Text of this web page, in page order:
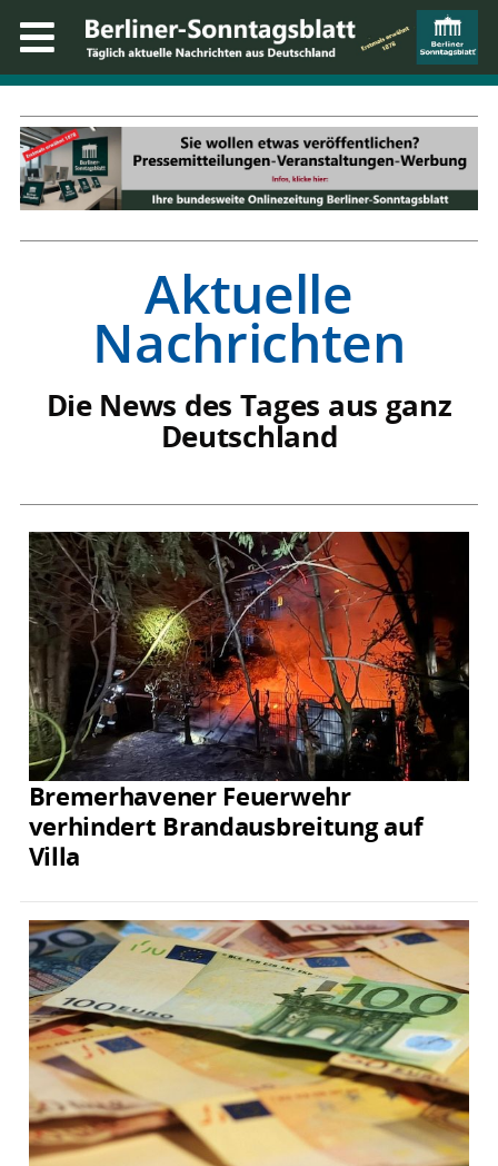
Aktuelle
Nachrichten
Die News des Tages aus ganz
Deutschland
Bremerhavener Feuerwehr
verhindert Brandausbreitung auf
Villa